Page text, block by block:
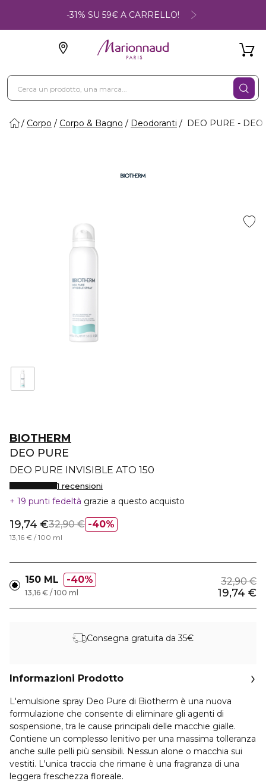
-31% SU 59€ A CARRELLO!
Corpo Corpo & Bagno Deodoranti DEO PURE -
BIOTHERM
DEO PURE
DEO PURE INVISIBLE ATO 150
1 recensioni
19 punti fedeltà grazie a questo acquisto
40%
19,74 €32,90 €
13,16 € / 100 ml
150 ML 40% 32,90 €
19,74 €
13,16 € / 100 ml
Consegna gratuita da 35€
Informazioni Prodotto
L'emulsione spray Deo Pure di Biotherm è una nuova
formulazione che consente di eliminare gli agenti di
sospensione, tra le cause principali delle macchie gialle.
Contiene un complesso lenitivo per una massima tolleranza
anche sulle pelli più sensibili. Nessun alone o macchia sui
vestiti. L'unica traccia che rimane è una fragranza di una
leggera freschezza floreale.